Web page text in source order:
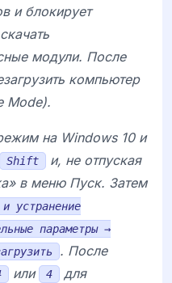
и блокирует
модули. После
компьютер
Mode).
на Windows 10 и
Shift
и, не отпуская
в меню Пуск. Затем
устранение
параметры →
. После
или 4
для